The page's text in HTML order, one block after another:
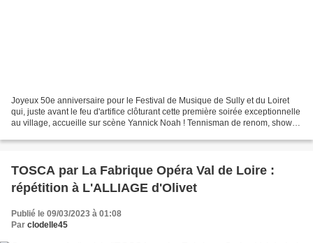
Joyeux 50e anniversaire pour le Festival de Musique de Sully et du Loiret
qui, juste avant le feu d'artifice clôturant cette première soirée exceptionnelle
au village, accueille sur scène Yannick Noah ! Tennisman de renom, show
TOSCA par La Fabrique Opéra Val de Loire :
répétition à L'ALLIAGE d'Olivet
Publié le 09/03/2023 à 01:08
Par clodelle45